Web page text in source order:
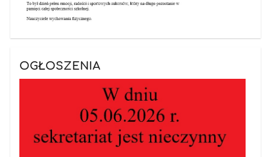
OGŁOSZENIA